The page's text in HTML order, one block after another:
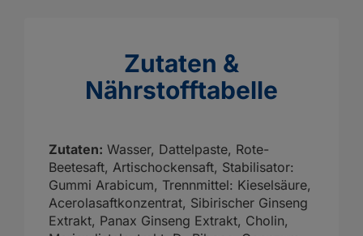
Zutaten &
Nährstofftabelle
Zutaten: Wasser, Dattelpaste, Rote-
Beetesaft, Artischockensaft, Stabilisator:
Gummi Arabicum, Trennmittel: Kieselsäure,
Acerolasaftkonzentrat, Sibirischer Ginseng
Extrakt, Panax Ginseng Extrakt, Cholin,